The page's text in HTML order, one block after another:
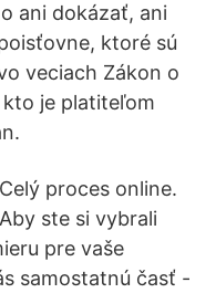
ani dokázať, ani
ktoré sú
veciach Zákon o
je platiteľom
Celý proces online.
Aby ste si vybrali
pre vaše
samostatnú časť -